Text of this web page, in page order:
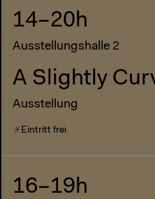
14–20h
Ausstellungshalle 2
A Slightly
Ausstellung
Eintritt frei
16–19h